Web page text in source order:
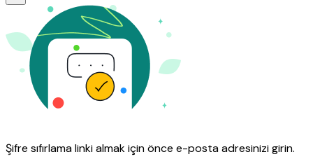
Şifre sıfırlama linki almak için önce e-posta adresinizi girin.